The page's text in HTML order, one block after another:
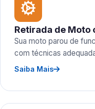
Retirada de Moto
Sua moto parou de
com técnicas
Saiba Mais